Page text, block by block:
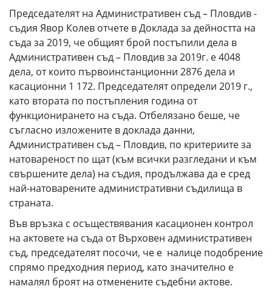
Председателят на Административен съд – Пловдив -
съдия Явор Колев отчете в Доклада за дейността на
съда за 2019, че общият брой постъпили дела в
Административен съд – Пловдив за 2019г. е 4048
дела, от които първоинстанционни 2876 дела и
касационни 1 172. Председателят определи 2019 г.,
като втората по постъпления година от
функционирането на съда. Отбелязано беше, че
съгласно изложените в доклада данни,
Административен съд – Пловдив, по кри­териите за
натовареност по щат (към всички разгледани и към
свър­шените дела) на съдия, продължава да е сред
най-натоварените административ­ни съди­ли­ща в
страната.
Във връзка с осъществявания касационен контрол
на актовете на съда от Върховен административен
съд, председателят посочи, че е налице подобрение
спрямо предходния период, като значително е
намалял броят на отменените съдебни актове.